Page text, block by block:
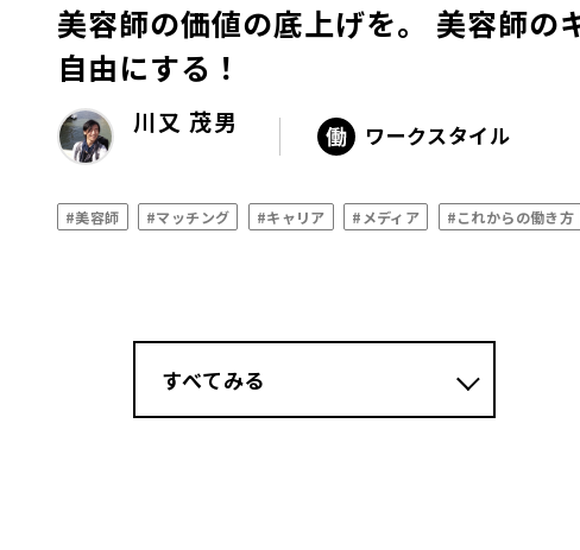
美容師の価値の底上げを。 美容師の
自由にする！
川又 茂男 ワークスタイル
#美容師 #マッチング #キャリア #メディア #これからの働き方
すべてみる